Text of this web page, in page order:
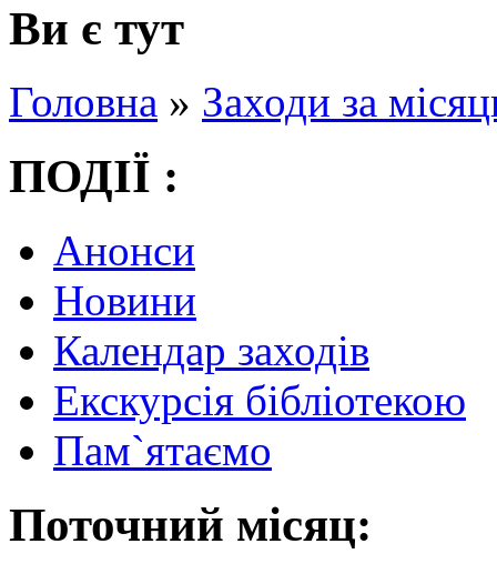
Ви є тут
Головна » Заходи за
ПОДІЇ :
Анонси
Новини
Календар заходів
Екскурсія бібліотекою
Пам`ятаємо
Поточний місяц: